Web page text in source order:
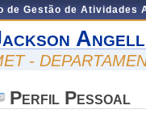
de Gestão de Atividades
-
Perfil Pessoal